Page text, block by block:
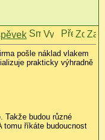
pošle náklad vlakem
prakticky výhradně
Takže budou různé
tomu říkáte budoucnost